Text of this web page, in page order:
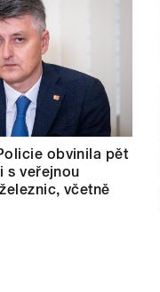
obvinila pět
s veřejnou
včetně